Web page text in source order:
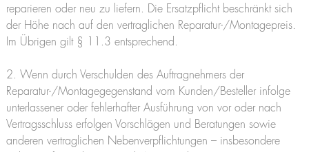
reparieren oder neu zu liefern. Die Ersatzpflicht beschränkt sich
der Höhe nach auf den vertraglichen Reparatur-/Montagepreis.
Im Übrigen gilt § 11.3 entsprechend.
2. Wenn durch Verschulden des Auftragnehmers der
Reparatur-/Montagegegenstand vom Kunden/Besteller infolge
unterlassener oder fehlerhafter Ausführung von vor oder nach
Vertragsschluss erfolgen Vorschlägen und Beratungen sowie
anderen vertraglichen Nebenverpflichtungen – insbesondere